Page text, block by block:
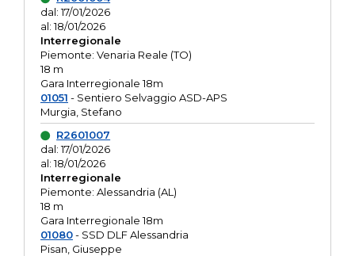
dal: 17/01/2026
al: 18/01/2026
Interregionale
Piemonte: Venaria Reale (TO)
18 m
Gara Interregionale 18m
01051 - Sentiero Selvaggio ASD-APS
Murgia, Stefano
R2601007
dal: 17/01/2026
al: 18/01/2026
Interregionale
Piemonte: Alessandria (AL)
18 m
Gara Interregionale 18m
01080- SSD DLF Alessandria
Pisan, Giuseppe